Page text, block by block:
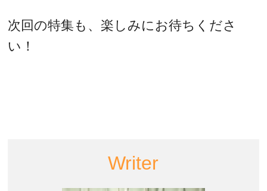
次回の特集も、楽しみにお待ちくださ
い！
Writer